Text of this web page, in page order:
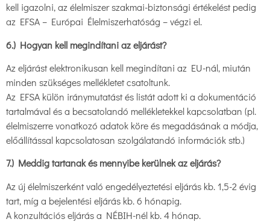
kell igazolni, az élelmiszer szakmai-biztonsági értékelést pedig
az EFSA – Európai Élelmiszerhatóság – végzi el.
6.) Hogyan kell megindítani az eljárást?
Az eljárást elektronikusan kell megindítani az EU-nál, miután
minden szükséges mellékletet csatoltunk.
Az EFSA külön iránymutatást és listát adott ki a dokumentáció
tartalmával és a becsatolandó mellékletekkel kapcsolatban (pl.
élelmiszerre vonatkozó adatok köre és megadásának a módja,
előállítással kapcsolatosan szolgálatandó információk stb.)
7.) Meddig tartanak és mennyibe kerülnek az eljárás?
Az új élelmiszerként való engedélyeztetési eljárás kb. 1,5-2 évig
tart, míg a bejelentési eljárás kb. 6 hónapig.
A konzultációs eljárás a NÉBIH-nél kb. 4 hónap.